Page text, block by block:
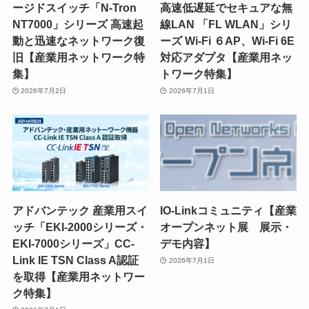
ージドスイッチ「N-Tron
NT7000」シリーズ 高速起
動と迅速なネットワーク復
旧【産業用ネットワーク特
集】
2026年7月2日
高速低遅延でセキュアな無
線LAN 「FL WLAN」シリ
ーズ Wi-Fi ６AP、Wi-Fi 6E
対応アダプタ【産業用ネッ
トワーク特集】
2026年7月1日
アドバンテック 産業用スイ
ッチ「EKI-2000シリーズ・
EKI-7000シリーズ」CC-
Link IE TSN Class A認証
を取得【産業用ネットワー
ク特集】
IO-Linkコミュニティ【産業
オープンネット展 展示・
デモ内容】
2026年7月1日